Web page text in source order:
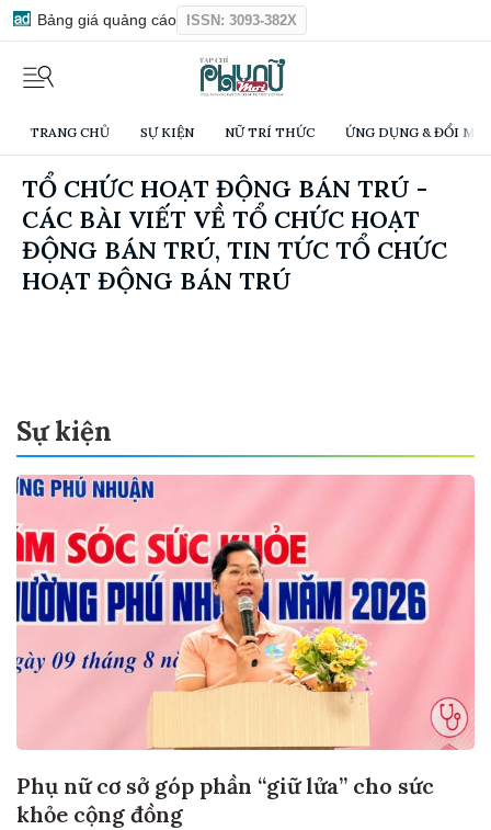
Bảng giá quảng cáo ISSN: 3093-382X
TRANG CHỦ SỰ KIỆN NỮ TRÍ THỨC ỨNG DỤNG & ĐỔI
TỔ CHỨC HOẠT ĐỘNG BÁN TRÚ -
CÁC BÀI VIẾT VỀ TỔ CHỨC HOẠT
ĐỘNG BÁN TRÚ, TIN TỨC TỔ CHỨC
HOẠT ĐỘNG BÁN TRÚ
Sự kiện
Phụ nữ cơ sở góp phần “giữ lửa” cho sức
khỏe cộng đồng